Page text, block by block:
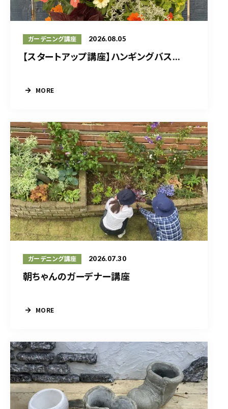
ガーデニング講座 2026.08.05
【スタートアップ講座】ハンギングバス...
MORE
ガーデニング講座 2026.07.30
朝ちゃんのガーデナー講座
MORE